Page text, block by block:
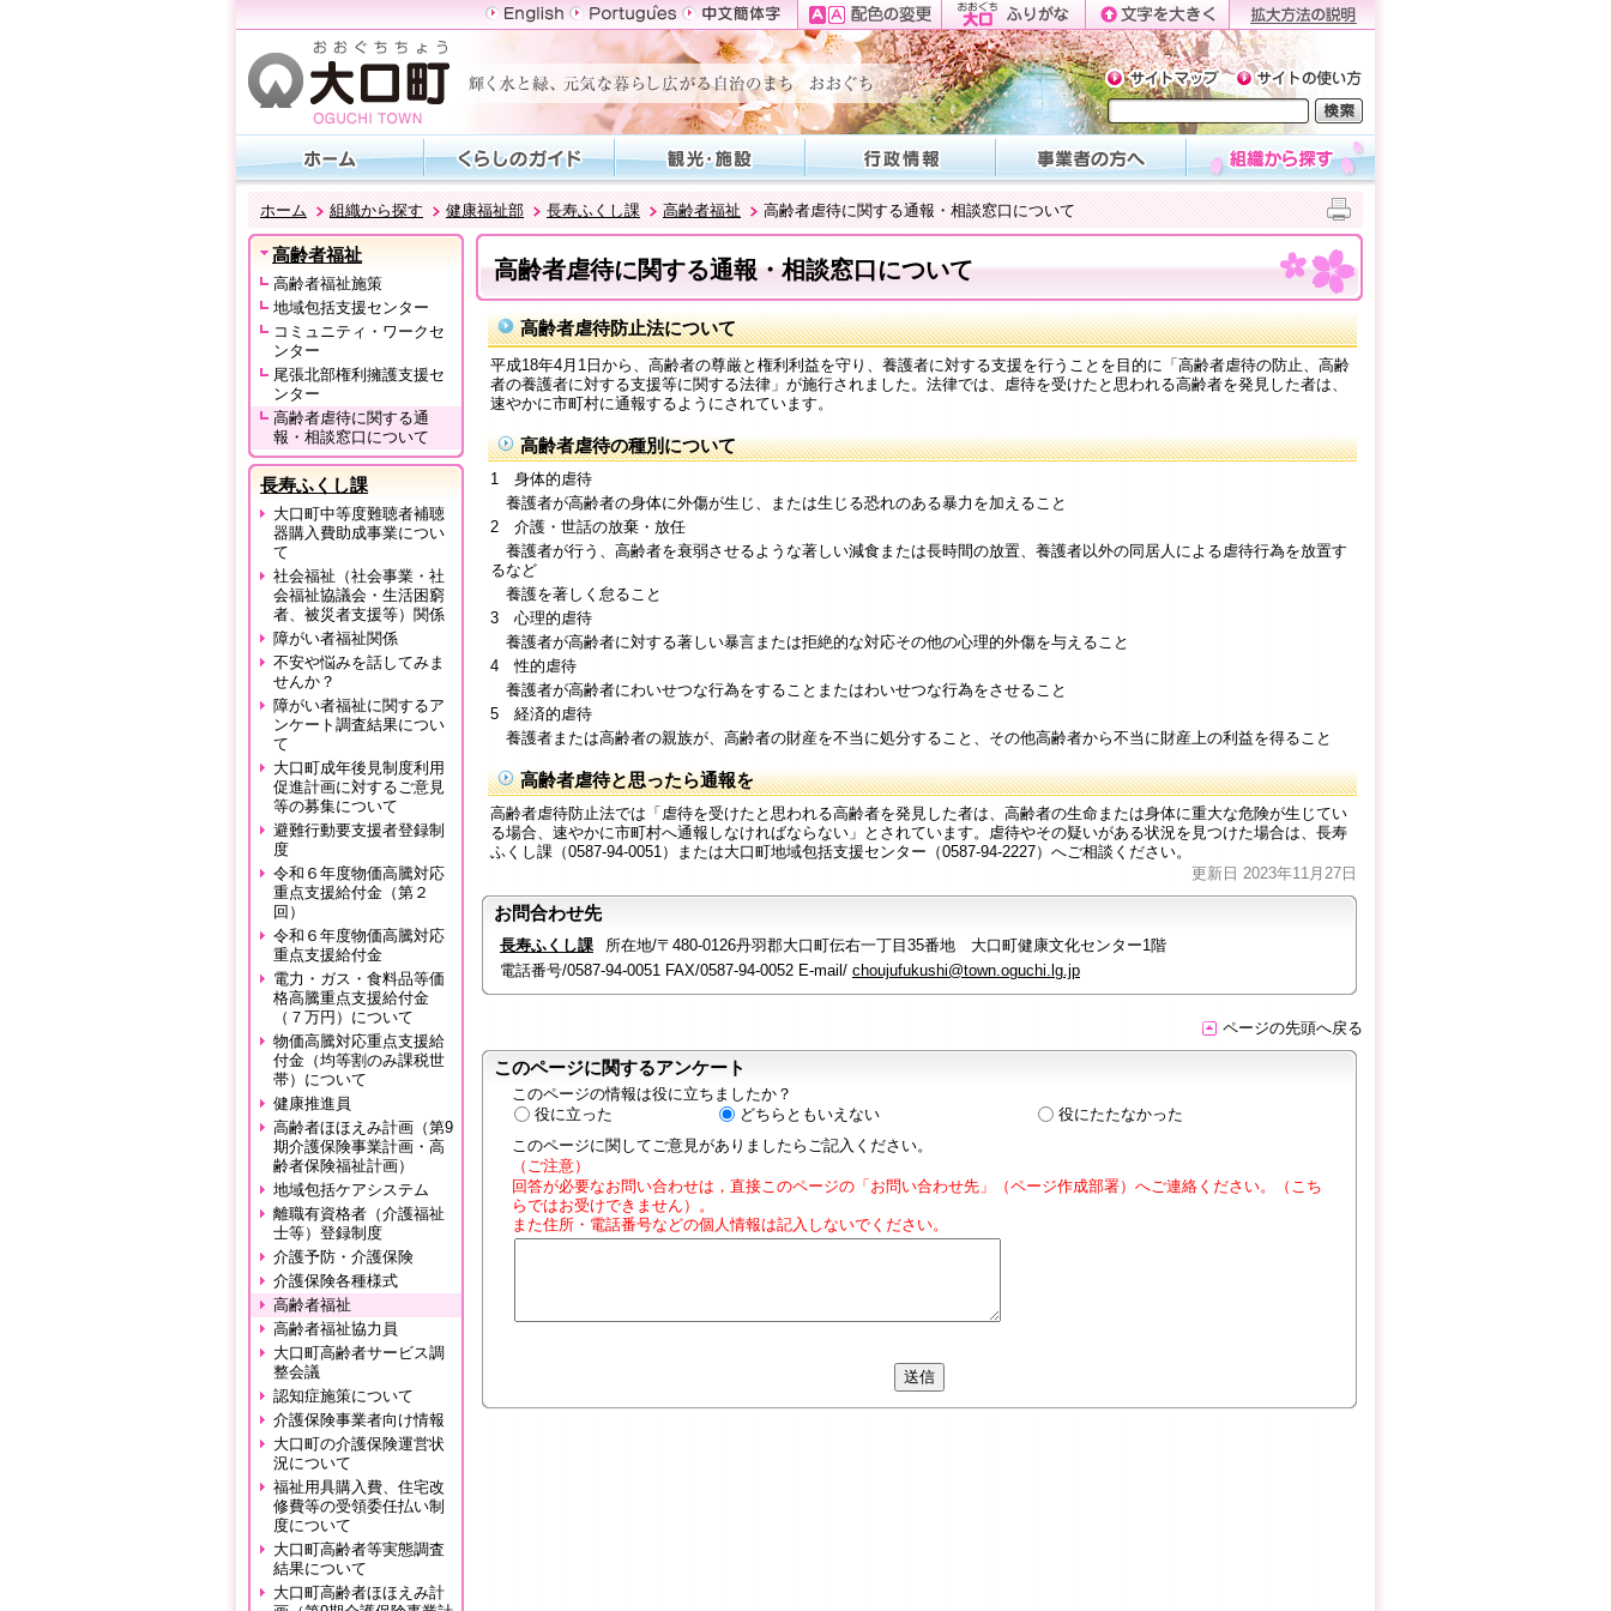
ホーム 組織から探す 健康福祉部 長寿ふくし課 高齢者福祉 高齢者虐待に関する通報・相談窓口について
高齢者福祉
高齢者福祉施策
地域包括支援センター
コミュニティ・ワークセ
ンター
尾張北部権利擁護支援セ
ンター
高齢者虐待に関する通
報・相談窓口について
長寿ふくし課
大口町中等度難聴者補聴
器購入費助成事業につい
て
社会福祉（社会事業・社
会福祉協議会・生活困窮
者、被災者支援等）関係
障がい者福祉関係
不安や悩みを話してみま
せんか？
障がい者福祉に関するア
ンケート調査結果につい
て
大口町成年後見制度利用
促進計画に対するご意見
等の募集について
避難行動要支援者登録制
度
令和６年度物価高騰対応
重点支援給付金（第２
回）
令和６年度物価高騰対応
重点支援給付金
電力・ガス・食料品等価
格高騰重点支援給付金
（７万円）について
物価高騰対応重点支援給
付金（均等割のみ課税世
帯）について
健康推進員
高齢者ほほえみ計画（第9
期介護保険事業計画・高
齢者保険福祉計画）
地域包括ケアシステム
離職有資格者（介護福祉
士等）登録制度
介護予防・介護保険
介護保険各種様式
高齢者福祉
高齢者福祉協力員
大口町高齢者サービス調
整会議
認知症施策について
介護保険事業者向け情報
大口町の介護保険運営状
況について
福祉用具購入費、住宅改
修費等の受領委任払い制
度について
大口町高齢者等実態調査
結果について
大口町高齢者ほほえみ計
高齢者虐待に関する通報・相談窓口について
高齢者虐待防止法について
平成18年4月1日から、高齢者の尊厳と権利利益を守り、養護者に対する支援を行うことを目的に「高齢者虐待の防止、高齢
者の養護者に対する支援等に関する法律」が施行されました。法律では、虐待を受けたと思われる高齢者を発見した者は、
速やかに市町村に通報するようにされています。
高齢者虐待の種別について
1 身体的虐待
養護者が高齢者の身体に外傷が生じ、または生じる恐れのある暴力を加えること
2 介護・世話の放棄・放任
養護者が行う、高齢者を衰弱させるような著しい減食または長時間の放置、養護者以外の同居人による虐待行為を放置す
るなど
養護を著しく怠ること
3 心理的虐待
養護者が高齢者に対する著しい暴言または拒絶的な対応その他の心理的外傷を与えること
4 性的虐待
養護者が高齢者にわいせつな行為をすることまたはわいせつな行為をさせること
5 経済的虐待
養護者または高齢者の親族が、高齢者の財産を不当に処分すること、その他高齢者から不当に財産上の利益を得ること
高齢者虐待と思ったら通報を
高齢者虐待防止法では「虐待を受けたと思われる高齢者を発見した者は、高齢者の生命または身体に重大な危険が生じてい
る場合、速やかに市町村へ通報しなければならない」とされています。虐待やその疑いがある状況を見つけた場合は、長寿
ふくし課（0587-94-0051）または大口町地域包括支援センター（0587-94-2227）へご相談ください。
更新日 2023年11月27日
お問合わせ先
長寿ふくし課
所在地/〒480-0126丹羽郡大口町伝右一丁目35番地 大口町健康文化センター1階
電話番号/0587-94-0051 FAX/0587-94-0052 E-mail/ choujufukushi@town.oguchi.lg.jp
ページの先頭へ戻る
このページに関するアンケート
このページの情報は役に立ちましたか？
役に立った
どちらともいえない
役にたたなかった
このページに関してご意見がありましたらご記入ください。
（ご注意）
回答が必要なお問い合わせは，直接このページの「お問い合わせ先」（ページ作成部署）へご連絡ください。（こち
らではお受けできません）。
また住所・電話番号などの個人情報は記入しないでください。